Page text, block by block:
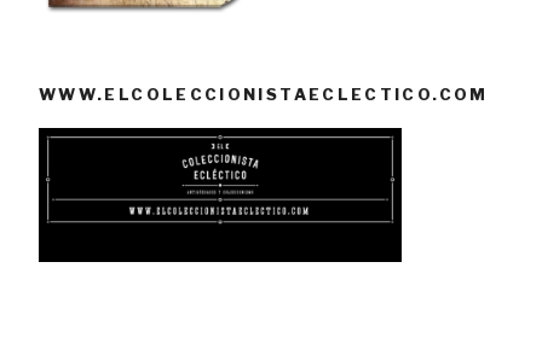
WWW.ELCOLECCIONISTAECLECTICO.COM